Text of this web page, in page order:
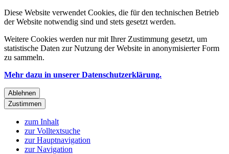
Diese Website verwendet Cookies, die für den technischen Betrieb
der Website notwendig sind und stets gesetzt werden.
Weitere Cookies werden nur mit Ihrer Zustimmung gesetzt, um
statistische Daten zur Nutzung der Website in anonymisierter Form
zu sammeln.
Mehr dazu in unserer Datenschutzerklärung.
Ablehnen
Zustimmen
zum Inhalt
zur Volltextsuche
zur Hauptnavigation
zur Navigation